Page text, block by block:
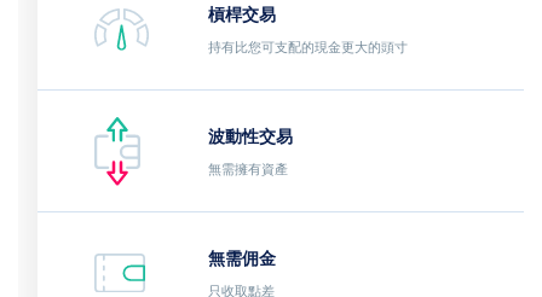
槓桿交易
持有比您可支配的現金更大的頭寸
波動性交易
無需擁有資產
無需佣金
只收取點差